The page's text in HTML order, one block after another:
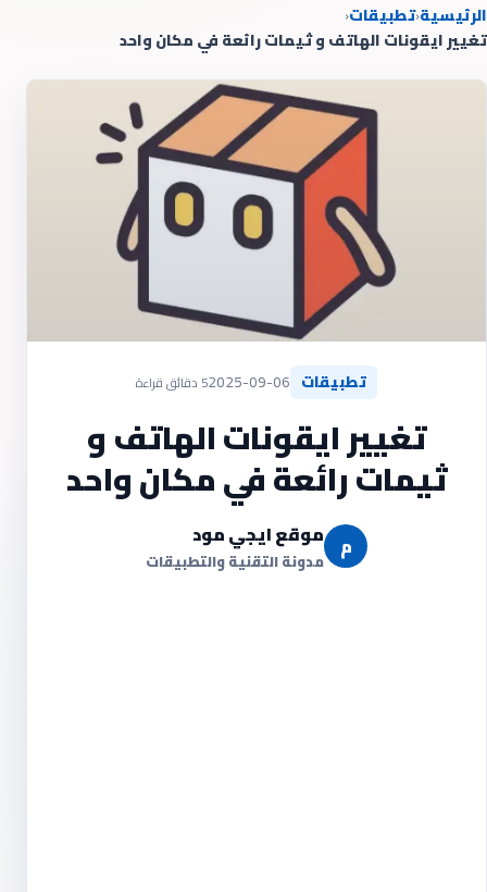
الرئيسية‹تطبيقات‹
تغيير ايقونات الهاتف و ثيمات رائعة في مكان واحد
تطبيقات 2025-09-065 دقائق قراءة
تغيير ايقونات الهاتف و
ثيمات رائعة في مكان واحد
م موقع ايجي مود
مدونة التقنية والتطبيقات